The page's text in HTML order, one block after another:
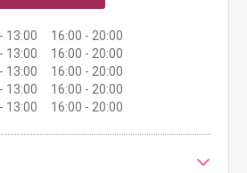
13:00 16:00 - 20:00
13:00 16:00 - 20:00
13:00 16:00 - 20:00
13:00 16:00 - 20:00
13:00 16:00 - 20:00